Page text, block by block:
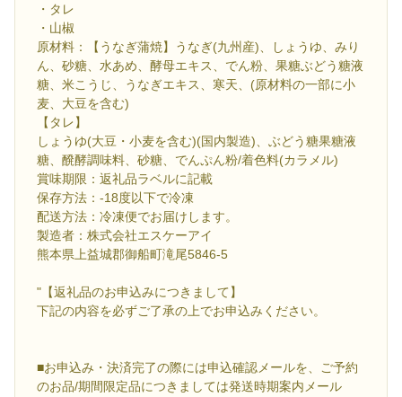
・タレ
・山椒
原材料：【うなぎ蒲焼】うなぎ(九州産)、しょうゆ、みり
ん、砂糖、水あめ、酵母エキス、でん粉、果糖ぶどう糖液
糖、米こうじ、うなぎエキス、寒天、(原材料の一部に小
麦、大豆を含む)
【タレ】
しょうゆ(大豆・小麦を含む)(国内製造)、ぶどう糖果糖液
糖、醗酵調味料、砂糖、でんぷん粉/着色料(カラメル)
賞味期限：返礼品ラベルに記載
保存方法：-18度以下で冷凍
配送方法：冷凍便でお届けします。
製造者：株式会社エスケーアイ
熊本県上益城郡御船町滝尾5846-5
"【返礼品のお申込みにつきまして】
下記の内容を必ずご了承の上でお申込みください。
■お申込み・決済完了の際には申込確認メールを、ご予約
のお品/期間限定品につきましては発送時期案内メール